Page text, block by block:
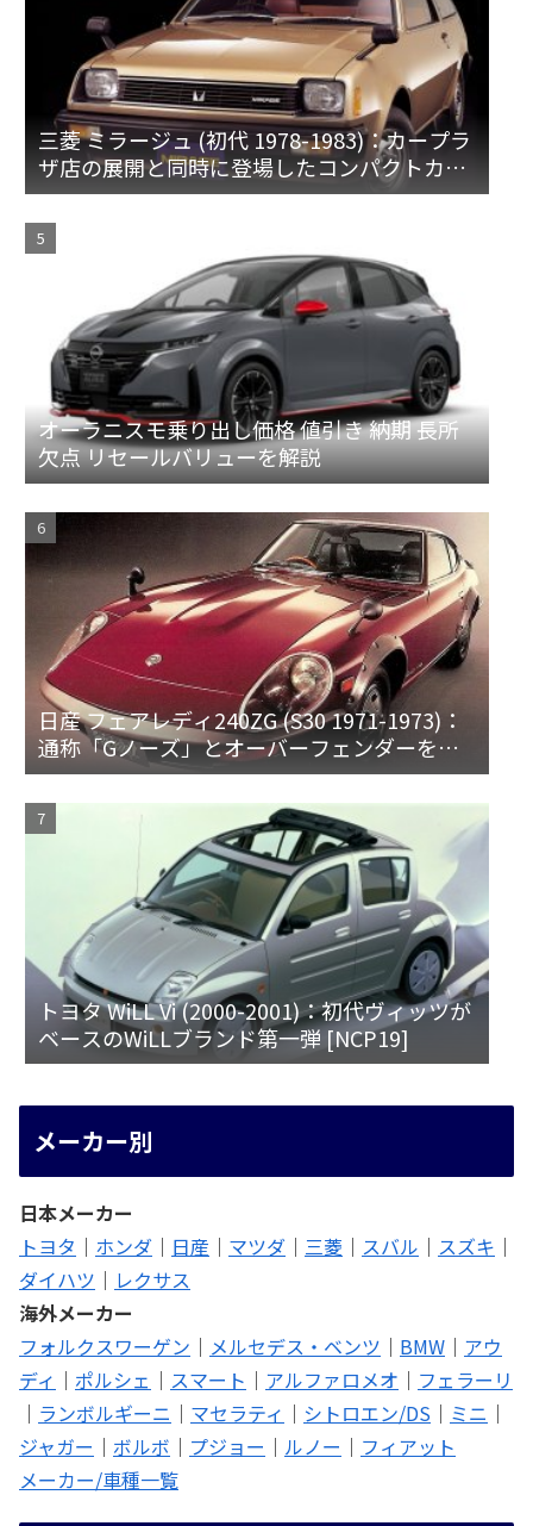
三菱 ミラージュ (初代 1978-1983)：カープラ
ザ店の展開と同時に登場したコンパクトカー
[A15♯]
オーラニスモ乗り出し価格 値引き 納期 長所
欠点 リセールバリューを解説
日産 フェアレディ240ZG (S30 1971-1973)：
通称「Gノーズ」とオーバーフェンダーを装
備した特別なZ
トヨタ WiLL Vi (2000-2001)：初代ヴィッツが
ベースのWiLLブランド第一弾 [NCP19]
メーカー別
日本メーカー
トヨタ ｜ ホンダ ｜ 日産 ｜ マツダ ｜ 三菱 ｜ スバル ｜ スズキ ｜
ダイハツ ｜ レクサス
海外メーカー
フォルクスワーゲン ｜ メルセデス・ベンツ ｜ BMW ｜ アウ
ディ ｜ ポルシェ ｜ スマート ｜ アルファロメオ ｜ フェラーリ
｜ ランボルギーニ ｜ マセラティ ｜ シトロエン/DS ｜ ミニ ｜
ジャガー ｜ ボルボ ｜ プジョー ｜ ルノー ｜ フィアット
メーカー/車種一覧